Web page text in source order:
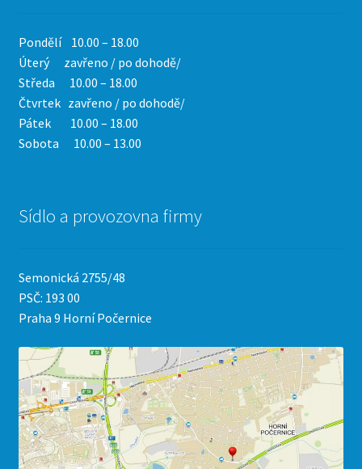
Pondělí 10.00 – 18.00
Úterý zavřeno / po dohodě/
Středa 10.00 – 18.00
Čtvrtek zavřeno / po dohodě/
Pátek 10.00 – 18.00
Sobota 10.00 – 13.00
Sídlo a provozovna firmy
Semonická 2755/48
PSČ: 193 00
Praha 9 Horní Počernice